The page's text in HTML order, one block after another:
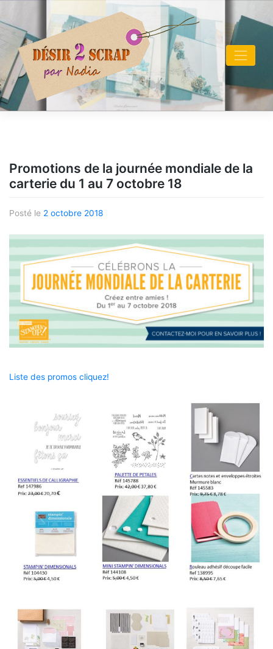
content
Promotions de la journée mondiale de la
carterie du 1 au 7 octobre 18
Posté le 2 octobre 2018
Liste des promos cliquez!